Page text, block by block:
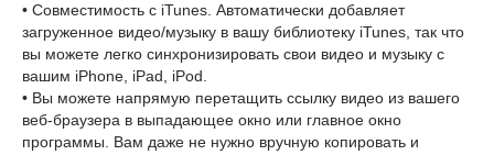
• Совместимость с iTunes. Автоматически добавляет
загруженное видео/музыку в вашу библиотеку iTunes, так что
вы можете легко синхронизировать свои видео и музыку с
вашим iPhone, iPad, iPod.
• Вы можете напрямую перетащить ссылку видео из вашего
веб-браузера в выпадающее окно или главное окно
программы. Вам даже не нужно вручную копировать и